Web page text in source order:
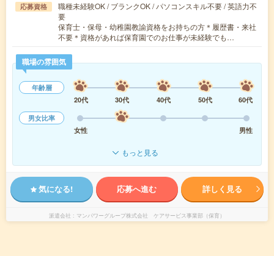
応募資格
職種未経験OK / ブランクOK / パソコンスキル不要 / 英語力不
要
保育士・保母・幼稚園教諭資格をお持ちの方＊履歴書・来社
不要＊資格があれば保育園でのお仕事が未経験でも…
職場の雰囲気
年齢層
20代
30代 40代 50代
60代
男女比率
女性
男性
もっと見る
気になる! 応募へ進む 詳しく見る
派遣会社 マンパワーグループ株式会社 ケアサービス事業部（保育）